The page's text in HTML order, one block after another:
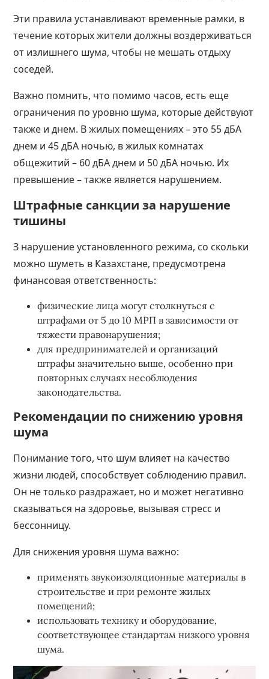
Эти правила устанавливают временные рамки, в
течение которых жители должны воздерживаться
от излишнего шума, чтобы не мешать отдыху
соседей.
Важно помнить, что помимо часов, есть еще
ограничения по уровню шума, которые действуют
также и днем. В жилых помещениях – это 55 дБА
днем и 45 дБА ночью, в жилых комнатах
общежитий – 60 дБА днем и 50 дБА ночью. Их
превышение – также является нарушением.
Штрафные санкции за нарушение
тишины
З нарушение установленного режима, со скольки
можно шуметь в Казахстане, предусмотрена
финансовая ответственность:
физические лица могут столкнуться с
штрафами от 5 до 10 МРП в зависимости от
тяжести правонарушения;
для предпринимателей и организаций
штрафы значительно выше, особенно при
повторных случаях несоблюдения
законодательства.
Рекомендации по снижению уровня
шума
Понимание того, что шум влияет на качество
жизни людей, способствует соблюдению правил.
Он не только раздражает, но и может негативно
сказываться на здоровье, вызывая стресс и
бессонницу.
Для снижения уровня шума важно:
применять звукоизоляционные материалы в
строительстве и при ремонте жилых
помещений;
использовать технику и оборудование,
соответствующее стандартам низкого уровня
шума.